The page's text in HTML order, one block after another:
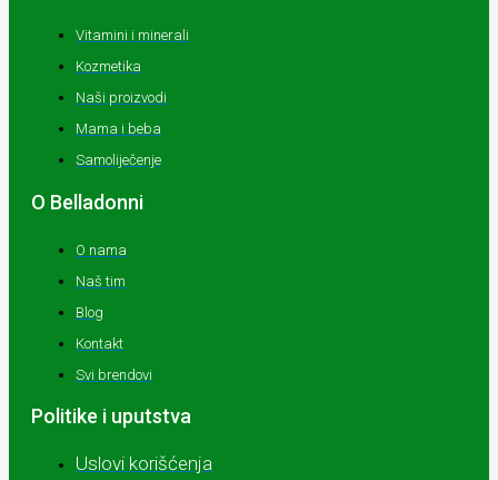
Vitamini i minerali
Kozmetika
Naši proizvodi
Mama i beba
Samoliječenje
O Belladonni
O nama
Naš tim
Blog
Kontakt
Svi brendovi
Politike i uputstva
Uslovi korišćenja